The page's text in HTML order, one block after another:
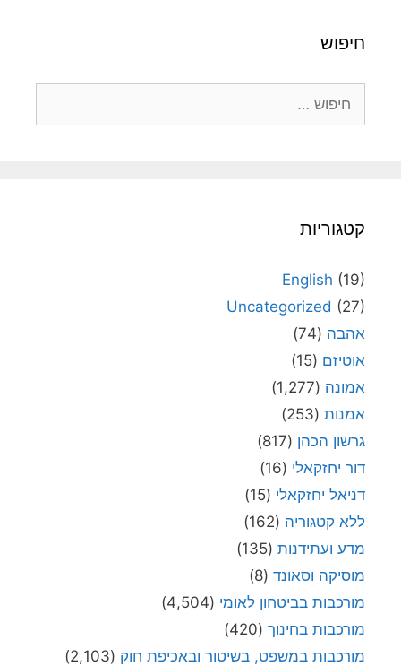
חיפוש
קטגוריות
English (19)
Uncategorized (27)
אהבה (74)
אוטיזם (15)
אמונה (1,277)
אמנות (253)
גרשון הכהן (817)
דור יחזקאלי (16)
דניאל יחזקאלי (15)
ללא קטגוריה (162)
מדע ועתידנות (135)
מוסיקה וסאונד (8)
מורכבות בביטחון לאומי (4,504)
מורכבות בחינוך (420)
מורכבות במשפט, בשיטור ובאכיפת חוק (2,103)